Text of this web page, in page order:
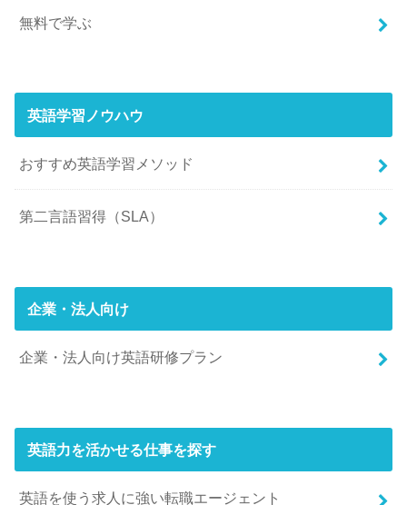
無料で学ぶ
英語学習ノウハウ
おすすめ英語学習メソッド
第二言語習得（SLA）
企業・法人向け
企業・法人向け英語研修プラン
英語力を活かせる仕事を探す
英語を使う求人に強い転職エージェント